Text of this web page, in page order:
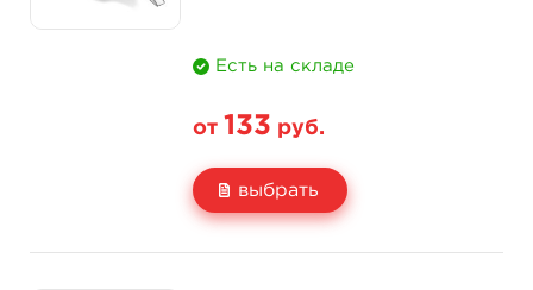
Есть на складе
от 133 руб.
выбрать